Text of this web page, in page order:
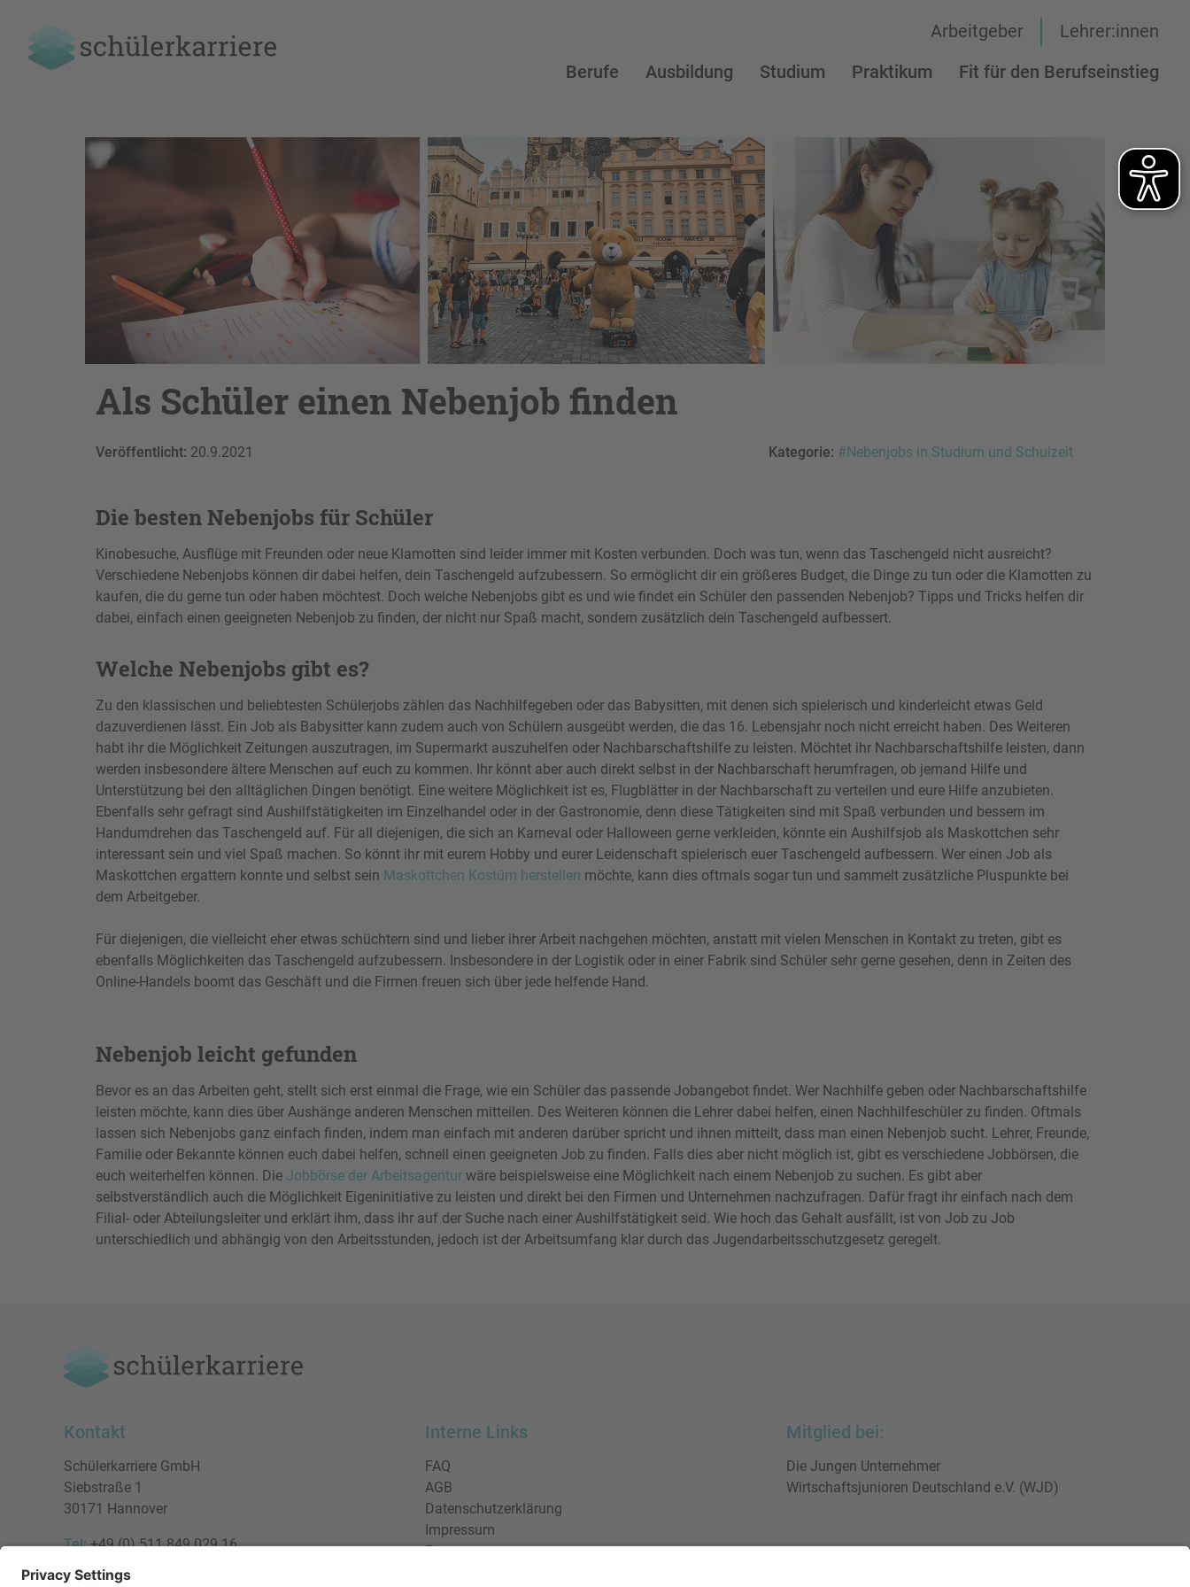
Berufe Ausbildung Studium Praktikum Fit für den Berufseinstieg
Arbeitgeber Lehrer:innen
Als Schüler einen Nebenjob finden
Veröffentlicht: 20.9.2021 Kategorie: #Nebenjobs in Studium und Schulzeit
Die besten Nebenjobs für Schüler
Kinobesuche, Ausflüge mit Freunden oder neue Klamotten sind leider immer mit Kosten verbunden. Doch was tun, wenn das Taschengeld nicht ausreicht?
Verschiedene Nebenjobs können dir dabei helfen, dein Taschengeld aufzubessern. So ermöglicht dir ein größeres Budget, die Dinge zu tun oder die Klamotten zu
kaufen, die du gerne tun oder haben möchtest. Doch welche Nebenjobs gibt es und wie findet ein Schüler den passenden Nebenjob? Tipps und Tricks helfen dir
dabei, einfach einen geeigneten Nebenjob zu finden, der nicht nur Spaß macht, sondern zusätzlich dein Taschengeld aufbessert.
Welche Nebenjobs gibt es?
Zu den klassischen und beliebtesten Schülerjobs zählen das Nachhilfegeben oder das Babysitten, mit denen sich spielerisch und kinderleicht etwas Geld
dazuverdienen lässt. Ein Job als Babysitter kann zudem auch von Schülern ausgeübt werden, die das 16. Lebensjahr noch nicht erreicht haben. Des Weiteren
habt ihr die Möglichkeit Zeitungen auszutragen, im Supermarkt auszuhelfen oder Nachbarschaftshilfe zu leisten. Möchtet ihr Nachbarschaftshilfe leisten, dann
werden insbesondere ältere Menschen auf euch zu kommen. Ihr könnt aber auch direkt selbst in der Nachbarschaft herumfragen, ob jemand Hilfe und
Unterstützung bei den alltäglichen Dingen benötigt. Eine weitere Möglichkeit ist es, Flugblätter in der Nachbarschaft zu verteilen und eure Hilfe anzubieten.
Ebenfalls sehr gefragt sind Aushilfstätigkeiten im Einzelhandel oder in der Gastronomie, denn diese Tätigkeiten sind mit Spaß verbunden und bessern im
Handumdrehen das Taschengeld auf. Für all diejenigen, die sich an Karneval oder Halloween gerne verkleiden, könnte ein Aushilfsjob als Maskottchen sehr
interessant sein und viel Spaß machen. So könnt ihr mit eurem Hobby und eurer Leidenschaft spielerisch euer Taschengeld aufbessern. Wer einen Job als
Maskottchen ergattern konnte und selbst sein Maskottchen Kostüm herstellen möchte, kann dies oftmals sogar tun und sammelt zusätzliche Pluspunkte bei
dem Arbeitgeber.
Für diejenigen, die vielleicht eher etwas schüchtern sind und lieber ihrer Arbeit nachgehen möchten, anstatt mit vielen Menschen in Kontakt zu treten, gibt es
ebenfalls Möglichkeiten das Taschengeld aufzubessern. Insbesondere in der Logistik oder in einer Fabrik sind Schüler sehr gerne gesehen, denn in Zeiten des
Online-Handels boomt das Geschäft und die Firmen freuen sich über jede helfende Hand.
Nebenjob leicht gefunden
Bevor es an das Arbeiten geht, stellt sich erst einmal die Frage, wie ein Schüler das passende Jobangebot findet. Wer Nachhilfe geben oder Nachbarschaftshilfe
leisten möchte, kann dies über Aushänge anderen Menschen mitteilen. Des Weiteren können die Lehrer dabei helfen, einen Nachhilfeschüler zu finden. Oftmals
lassen sich Nebenjobs ganz einfach finden, indem man einfach mit anderen darüber spricht und ihnen mitteilt, dass man einen Nebenjob sucht. Lehrer, Freunde,
Familie oder Bekannte können euch dabei helfen, schnell einen geeigneten Job zu finden. Falls dies aber nicht möglich ist, gibt es verschiedene Jobbörsen, die
euch weiterhelfen können. Die Jobbörse der Arbeitsagentur wäre beispielsweise eine Möglichkeit nach einem Nebenjob zu suchen. Es gibt aber
selbstverständlich auch die Möglichkeit Eigeninitiative zu leisten und direkt bei den Firmen und Unternehmen nachzufragen. Dafür fragt ihr einfach nach dem
Filial- oder Abteilungsleiter und erklärt ihm, dass ihr auf der Suche nach einer Aushilfstätigkeit seid. Wie hoch das Gehalt ausfällt, ist von Job zu Job
unterschiedlich und abhängig von den Arbeitsstunden, jedoch ist der Arbeitsumfang klar durch das Jugendarbeitsschutzgesetz geregelt.
Kontakt
Schülerkarriere GmbH
Siebstraße 1
30171 Hannover
Tel:+49 (0) 511 849 029 16
E-Mail:
Interne Links
FAQ
AGB
Datenschutzerklärung
Impressum
Presse
Mitglied bei:
Die Jungen Unternehmer
Wirtschaftsjunioren Deutschland e.V. (WJD)